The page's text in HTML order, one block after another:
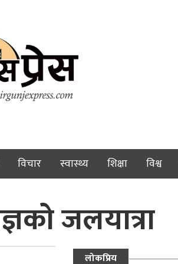
विचार स्वास्थ्य शिक्षा विश्व
जलयात्रा
लोकप्रिय